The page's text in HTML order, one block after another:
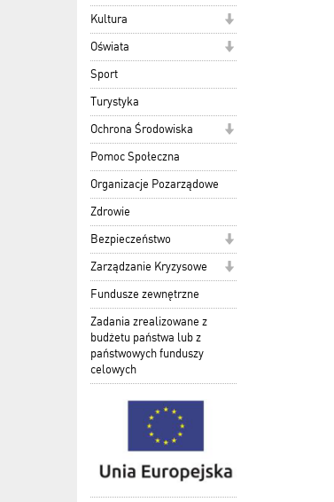
Kultura
Oświata
Sport
Turystyka
Ochrona Środowiska
Pomoc Społeczna
Organizacje Pozarządowe
Zdrowie
Bezpieczeństwo
Zarządzanie Kryzysowe
Fundusze zewnętrzne
Zadania zrealizowane z
budżetu państwa lub z
państwowych funduszy
celowych